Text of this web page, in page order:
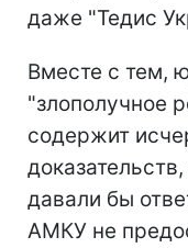
даже "Тедис
Вместе с тем,
"злополучное
содержит
давали бы
АМКУ не